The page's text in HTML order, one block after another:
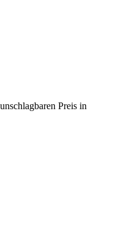
Preis in